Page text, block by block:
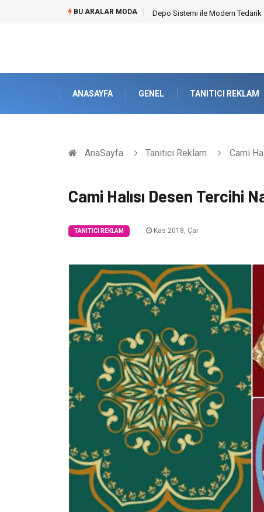
BU ARALAR MODA Depo Sistemi ile Modern
ANASAYFA GENEL TANITICI REKLAM
AnaSayfa Tanıtıcı Reklam Cami
Cami Halısı Desen Tercihi
TANITICI REKLAM Kas 2018, Çar